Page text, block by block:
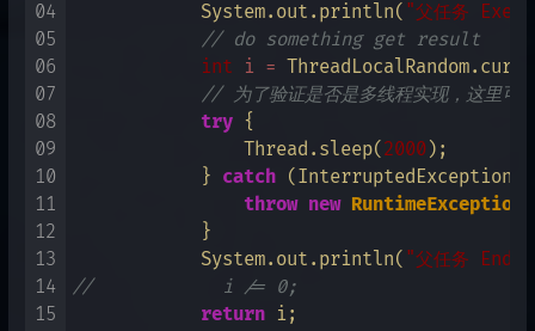
04
05
06
07
08
09
10
11
12
13
14
15
            System.out.println(
"父任务
// do something get result
int
i =
// 为了验证是否是多线程实现，这里可
try {
                Thread.sleep(
2000);
            }
catch (InterruptedException
throw new RuntimeException
            }
            System.out.println(
"父任务
//            i /= 0;
return i;